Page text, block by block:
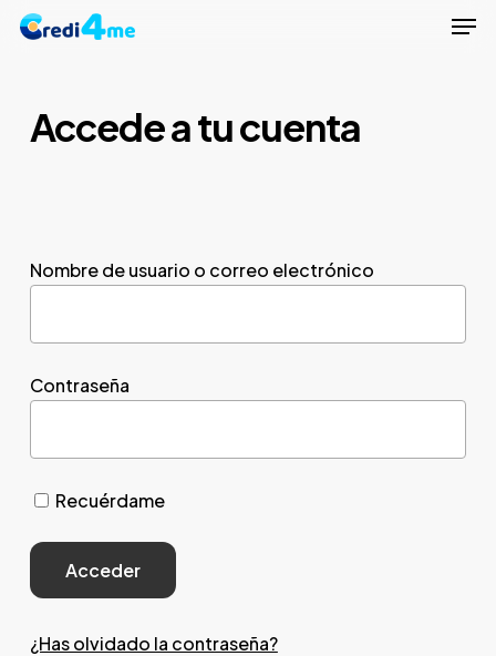
Skip
content
Accede a tu cuenta
Nombre de usuario o correo electrónico
Contraseña
Recuérdame
¿Has olvidado la contraseña?